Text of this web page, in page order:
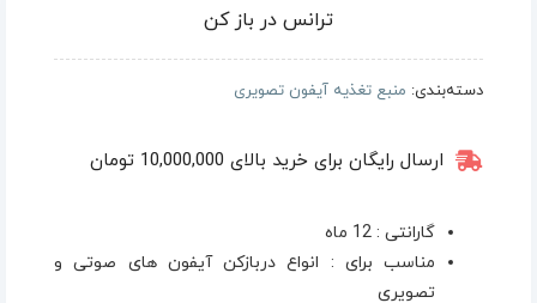
ترانس در باز کن
دسته‌بندی: منبع تغذیه آیفون تصویری
ارسال رایگان برای خرید بالای 10,000,000 تومان
گارانتی : 12 ماه
مناسب برای : انواع دربازکن آیفون های صوتی و
تصویری